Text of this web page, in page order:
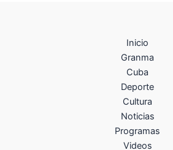
Inicio
Granma
Cuba
Deporte
Cultura
Noticias
Programas
Videos